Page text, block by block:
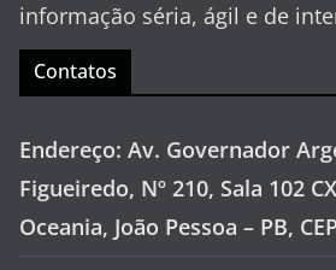
informação séria, ágil e de
Contatos
Endereço: Av. Governador
Figueiredo, Nº 210, Sala 102
Oceania, João Pessoa – PB,